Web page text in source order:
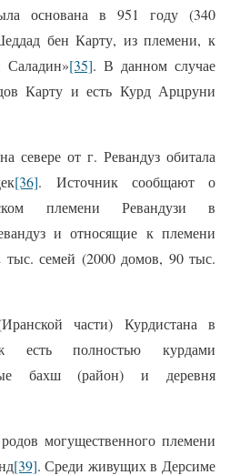
основана в 951 году (340
бен Карту, из племени, к
Саладин»[35]. В данном случае
Карту и есть Курд Арцруни
севере от г. Ревандуз обитала
[36]. Источник сообщают о
племени Ревандузи в
и относящие к племени
тыс. семей (2000 домов, 90 тыс.
части) Курдистана в
есть полностью курдами
бахш (район) и деревня
могущественного племени
[39]. Среди живущих в Дерсиме